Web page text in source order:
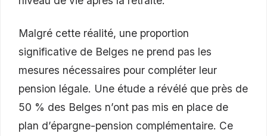
Malgré cette réalité, une proportion
significative de Belges ne prend pas les
mesures nécessaires pour compléter leur
pension légale. Une étude a révélé que près de
50 % des Belges n’ont pas mis en place de
plan d’épargne-pension complémentaire. Ce